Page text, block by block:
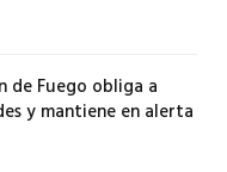
de Fuego obliga a
y mantiene en alerta